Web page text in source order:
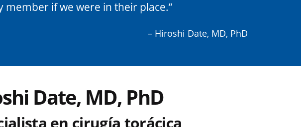
member if we were in their place.
– Hiroshi Date, MD, PhD
Date, MD, PhD
en cirugía torácica